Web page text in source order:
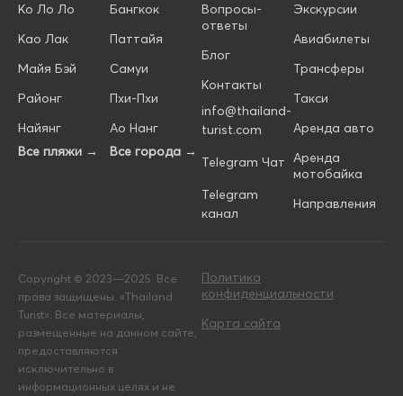
Ко Ло Ло
Као Лак
Майя Бэй
Районг
Найянг
Все пляжи →
Бангкок
Паттайя
Самуи
Пхи-Пхи
Ао Нанг
Все города →
Вопросы-
ответы
Блог
Контакты
info@thailand-
turist.com
Telegram Чат
Telegram
канал
Экскурсии
Авиабилеты
Трансферы
Такси
Аренда авто
Аренда
мотобайка
Направления
Copyright © 2023—2025. Все
права защищены. «Thailand
Turist». Все материалы,
размещенные на данном сайте,
предоставляются
исключительно в
информационных целях и не
Политика
конфиденциальности
Карта сайта